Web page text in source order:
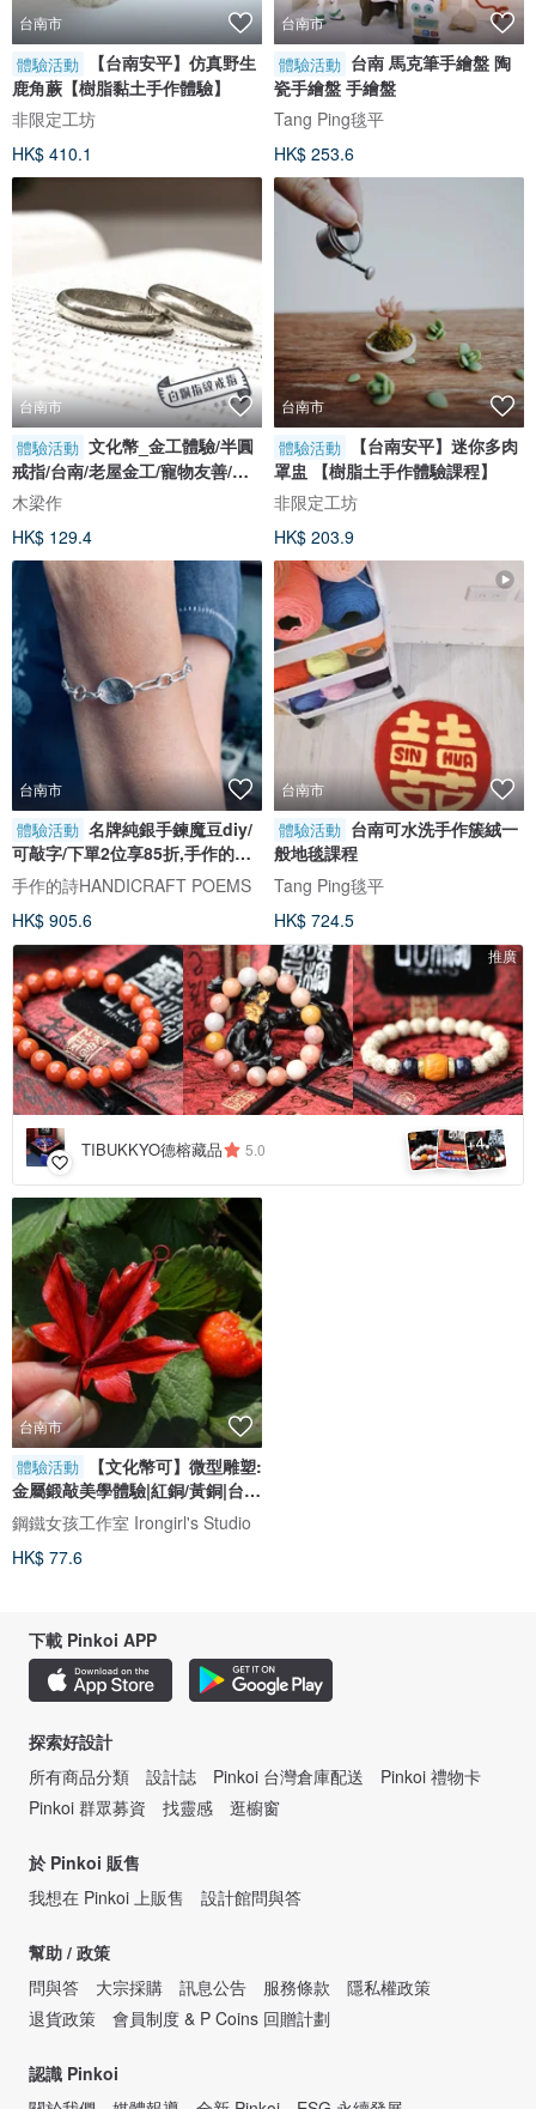
台南市
體驗活動
【台南安平】仿真野生
鹿角蕨【樹脂黏土手作體驗】
非限定工坊
HK$ 410.1
台南市
體驗活動 台南 馬克筆手繪盤 陶
瓷手繪盤 手繪盤
Tang Ping毯平
HK$ 253.6
台南市
體驗活動 文化幣_金工體驗/半圓
戒指/台南/老屋金工/寵物友善/一
人成班
木梁作
HK$ 129.4
台南市
體驗活動
【台南安平】迷你多肉
罩盅 【樹脂土手作體驗課程】
非限定工坊
HK$ 203.9
台南市
體驗活動 名牌純銀手鍊魔豆diy/
可敲字/下單2位享85折,手作的詩
台南金工diy
手作的詩HANDICRAFT POEMS
HK$ 905.6
台南市
體驗活動 台南可水洗手作簇絨一
般地毯課程
Tang Ping毯平
HK$ 724.5
推廣
TIBUKKYO德榕藏品 5.0 +4
台南市
體驗活動
【文化幣可】微型雕塑:
金屬鍛敲美學體驗|紅銅/黃銅|台南
金工
鋼鐵女孩工作室 Irongirl's Studio
HK$ 77.6
下載 Pinkoi APP
探索好設計
所有商品分類
設計誌 Pinkoi 台灣倉庫配送
Pinkoi 禮物卡
Pinkoi 群眾募資
找靈感 逛櫥窗
於 Pinkoi 販售
我想在 Pinkoi 上販售
設計館問與答
幫助 / 政策
問與答
大宗採購 訊息公告 服務條款
隱私權政策
退貨政策
會員制度 & P Coins 回贈計劃
認識 Pinkoi